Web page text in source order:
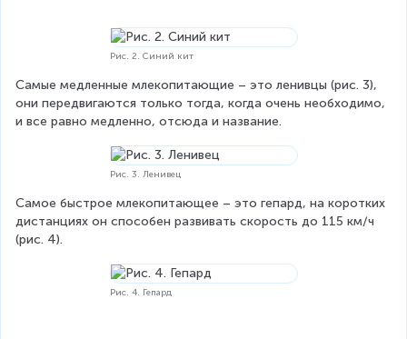
Рис. 2. Синий кит
Самые медленные млекопитающие – это ленивцы (рис. 3),
они передвигаются только тогда, когда очень необходимо,
и все равно медленно, отсюда и название.
Рис. 3. Ленивец
Самое быстрое млекопитающее – это гепард, на коротких
дистанциях он способен развивать скорость до 115 км/ч
(рис. 4).
Рис. 4. Гепард